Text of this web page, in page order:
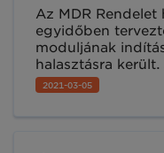
Az MDR Rendelet
egyidőben
moduljának
halasztásra
szerint 2021.
illetve a
2021-03-05